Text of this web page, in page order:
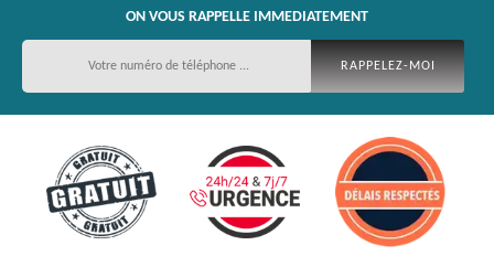
ON VOUS RAPPELLE IMMEDIATEMENT